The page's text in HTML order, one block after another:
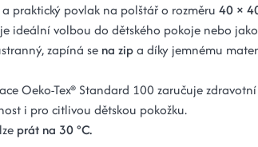
praktický povlak na polštář o rozměru 40 ×
je ideální volbou do dětského pokoje nebo
zapíná se na zipa díky jemnému
Oeko-Tex® Standard 100 zaručuje
i pro citlivou dětskou pokožku.
prát na 30 °C.